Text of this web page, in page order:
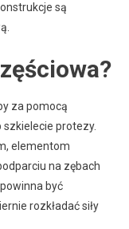
są
za pomocą
protezy.
elementom
na zębach
być
rozkładać siły